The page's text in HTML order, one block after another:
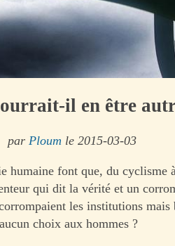
il en être
par Ploum le 2015-03-03
humaine font que, du cyclisme
qui dit la vérité et un
les institutions
choix aux hommes ?